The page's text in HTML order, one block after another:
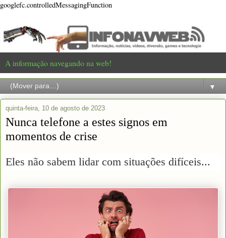
googlefc.controlledMessagingFunction
A informação navegando na web!
▼
quinta-feira, 10 de agosto de 2023
Nunca telefone a estes signos em
momentos de crise
Eles não sabem lidar com situações difíceis...